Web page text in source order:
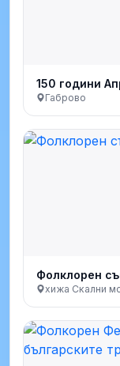
150 години
Габрово
Фолклорен
хижа Скални